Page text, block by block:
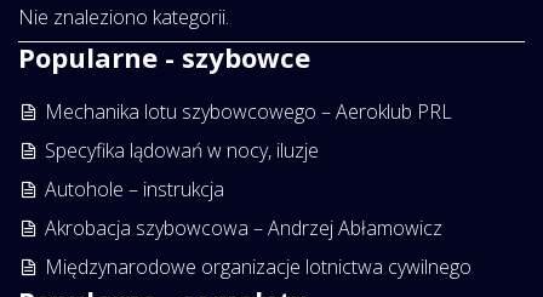
Nie znaleziono kategorii.
Popularne - szybowce
Mechanika lotu szybowcowego – Aeroklub PRL
Specyfika lądowań w nocy, iluzje
Autohole – instrukcja
Akrobacja szybowcowa – Andrzej Abłamowicz
Międzynarodowe organizacje lotnictwa cywilnego